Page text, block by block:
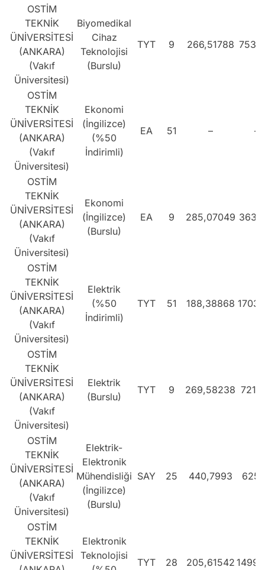
OSTİM
TEKNİK
ÜNİVERSİTESİ
(ANKARA)
(Vakıf
Üniversitesi)
Biyomedikal
Cihaz
Teknolojisi
(Burslu)
TYT 9 266,51788
OSTİM
TEKNİK
ÜNİVERSİTESİ
(ANKARA)
(Vakıf
Üniversitesi)
Ekonomi
(İngilizce)
(%50
İndirimli)
EA 51 – –
OSTİM
TEKNİK
ÜNİVERSİTESİ
(ANKARA)
(Vakıf
Üniversitesi)
Ekonomi
(İngilizce)
(Burslu)
EA 9 285,07049
OSTİM
TEKNİK
ÜNİVERSİTESİ
(ANKARA)
(Vakıf
Üniversitesi)
Elektrik
(%50
İndirimli)
TYT 51 188,38868
OSTİM
TEKNİK
ÜNİVERSİTESİ
(ANKARA)
(Vakıf
Üniversitesi)
Elektrik
(Burslu)
TYT 9 269,58238
OSTİM
TEKNİK
ÜNİVERSİTESİ
(ANKARA)
(Vakıf
Üniversitesi)
Elektrik-
Elektronik
Mühendisliği
(İngilizce)
(Burslu)
SAY 25 440,7993
OSTİM
TEKNİK
ÜNİVERSİTESİ
Elektronik
Teknolojisi
TYT 28 205,61542